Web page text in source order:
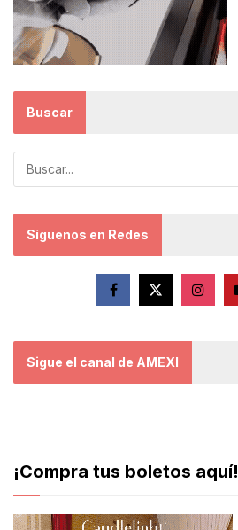
Buscar
Síguenos en Redes
Sigue el canal de AMEXI
¡Compra tus boletos aquí!